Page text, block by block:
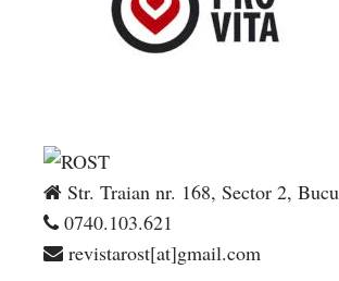
Str. Traian nr. 168, Sector 2,
0740.103.621
revistarost[at]gmail.com